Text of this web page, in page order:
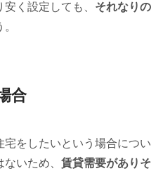
く設定しても、 それなりの
合
をしたいという場合につい
いため、 賃貸需要がありそ